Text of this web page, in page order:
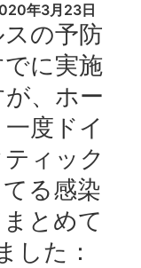
年3月23日
の予防
に実施
、ホー
度ドイ
ィック
る感染
とめて
した：